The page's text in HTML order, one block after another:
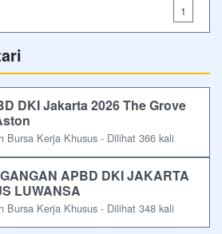
1
DKI Jakarta 2026 The Grove
Bursa Kerja Khusus - Dilihat 366 kali
APBD DKI JAKARTA
LUWANSA
Bursa Kerja Khusus - Dilihat 348 kali